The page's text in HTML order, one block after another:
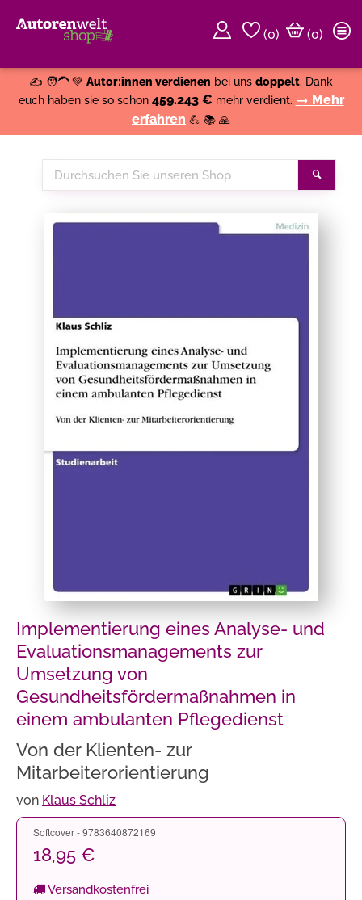
(0)
(0)
✍️ 🧑‍🦱 💚 Autor:innen verdienen bei uns doppelt. Dank
euch haben sie so schon 459.243 € mehr verdient. → Mehr
erfahren 💪 📚 🙏
Durchsuchen
Sie
Shop
Implementierung eines Analyse- und
Evaluationsmanagements zur
Umsetzung von
Gesundheitsfördermaßnahmen in
einem ambulanten Pflegedienst
Von der Klienten- zur
Mitarbeiterorientierung
von Klaus Schliz
Softcover - 9783640872169
18,95 €
Versandkostenfrei